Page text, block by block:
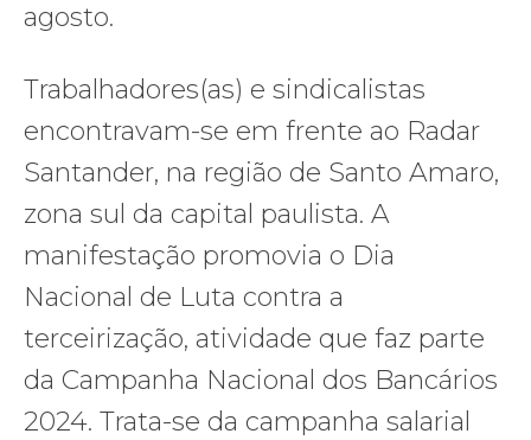
agosto.
Trabalhadores(as) e sindicalistas
encontravam-se em frente ao Radar
Santander, na região de Santo Amaro,
zona sul da capital paulista. A
manifestação promovia o Dia
Nacional de Luta contra a
terceirização, atividade que faz parte
da Campanha Nacional dos Bancários
2024. Trata-se da campanha salarial